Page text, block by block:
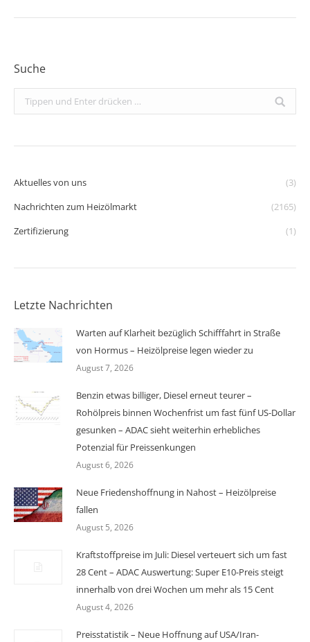
Suche
Search:
Aktuelles von uns
(3)
Nachrichten zum Heizölmarkt
(2165)
Zertifizierung
(1)
Letzte Nachrichten
Warten auf Klarheit bezüglich Schifffahrt in Straße
von Hormus – Heizölpreise legen wieder zu
August 7, 2026
Benzin etwas billiger, Diesel erneut teurer –
Rohölpreis binnen Wochenfrist um fast fünf US-Dollar
gesunken – ADAC sieht weiterhin erhebliches
Potenzial für Preissenkungen
August 6, 2026
Neue Friedenshoffnung in Nahost – Heizölpreise
fallen
August 5, 2026
Kraftstoffpreise im Juli: Diesel verteuert sich um fast
28 Cent – ADAC Auswertung: Super E10-Preis steigt
innerhalb von drei Wochen um mehr als 15 Cent
August 4, 2026
Preisstatistik – Neue Hoffnung auf USA/Iran-